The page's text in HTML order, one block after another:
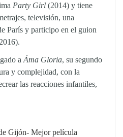
Party Girl (2014) y tiene
televisión, una
París y participo en el guion
a Áma Gloria, su segundo
y complejidad, con la
las reacciones infantiles,
Gijón- Mejor película